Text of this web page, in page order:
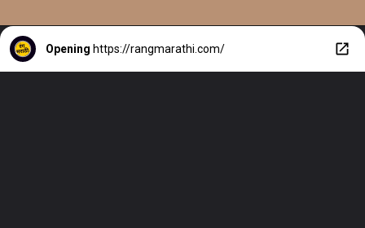
Opening https://rangmarathi.com/